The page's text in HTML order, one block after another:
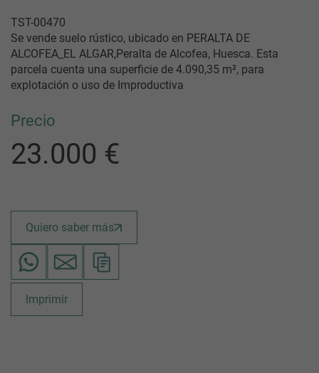
TST-00470
Se vende suelo rústico, ubicado en PERALTA DE
ALCOFEA_EL ALGAR,Peralta de Alcofea, Huesca. Esta
parcela cuenta una superficie de 4.090,35 m², para
explotación o uso de Improductiva
Precio
23.000 €
Quiero saber más
Imprimir